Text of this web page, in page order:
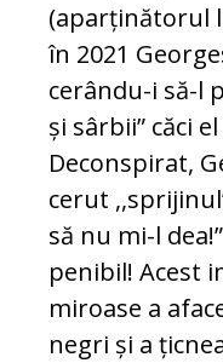
(aparținătorul
în 2021
cerându-i să-l
și sârbii” căci
Deconspirat,
cerut
să nu mi-l
penibil! Acest
miroase a
negri și a